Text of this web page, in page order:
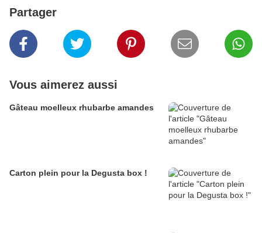
Partager
Vous aimerez aussi
Gâteau moelleux rhubarbe amandes
Carton plein pour la Degusta box !